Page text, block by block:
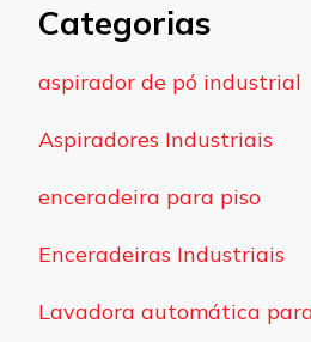
Categorias
aspirador de pó industrial
Aspiradores Industriais
enceradeira para piso
Enceradeiras Industriais
Lavadora automática